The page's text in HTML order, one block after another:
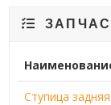
Ступица задняя